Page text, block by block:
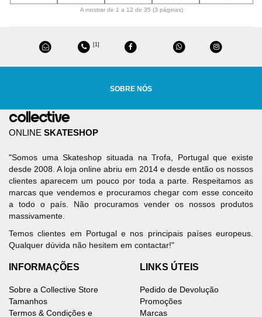
A mostrar de 1 a 12 de 35 (3 páginas)
[1]
SOBRE NÓS
ONLINE SKATESHOP
"Somos uma Skateshop situada na Trofa, Portugal que existe
desde 2008. A loja online abriu em 2014 e desde então os nossos
clientes aparecem um pouco por toda a parte. Respeitamos as
marcas que vendemos e procuramos chegar com esse conceito
a todo o país. Não procuramos vender os nossos produtos
massivamente.
Temos clientes em Portugal e nos principais países europeus.
Qualquer dúvida não hesitem em contactar!"
INFORMAÇÕES
Sobre a Collective Store
Tamanhos
Termos & Condições e
LINKS ÚTEIS
Pedido de Devolução
Promoções
Marcas